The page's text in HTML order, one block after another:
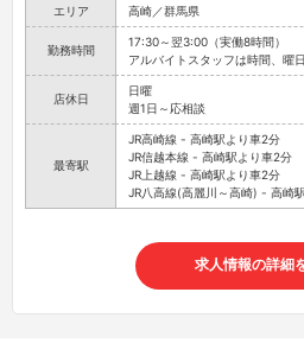
エリア 高崎／群馬県
勤務時間
17:30～翌3:00（実働8時間）
アルバイトスタッフは時間、曜
店休日
日曜
週1日～応相談
最寄駅
JR高崎線 - 高崎駅より車2分
JR信越本線 - 高崎駅より車2分
JR上越線 - 高崎駅より車2分
JR八高線(高麗川～高崎) - 高崎
求人情報の詳細